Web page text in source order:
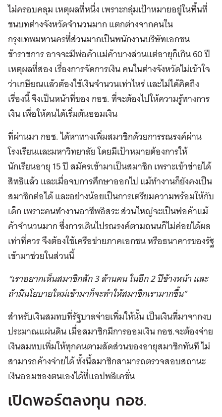
ไม่ครอบคลุม เหตุผลที่หนึ่ง เพราะกลุ่มเป้าหมายอยู่ในพื้นที่
ชนบทต่างจังหวัดจำนวนมาก แตกต่างจากคนใน
กรุงเทพมหานครที่ส่วนมากเป็นพนักงานบริษัทเอกชน
ข้าราชการ อาจจะมีพ่อค้าแม่ค้าบางส่วนแต่อายุก็เกิน 60 ปี
เหตุผลที่สอง เรื่องการจัดการเงิน คนในต่างจังหวัดไม่เข้าใจ
ว่าเกษียณแล้วต้องใช้เงินจำนวนเท่าไหร่ และไม่ได้คิดถึง
เรื่องนี้ จึงเป็นหน้าที่ของ กอช. ที่จะต้องไปให้ความรู้ทางการ
เงิน เพื่อให้คนได้เริ่มต้นออมเงิน
ที่ผ่านมา กอช. ได้หาทางเพิ่มสมาชิกด้วยการรณรงค์ผ่าน
โรงเรียนและมหาวิทยาลัย โดยมีเป้าหมายต้องการให้
นักเรียนอายุ 15 ปี สมัครเข้ามาเป็นสมาชิก เพราะเข้าข่ายได้
สิทธิแล้ว และเมื่อจบการศึกษาออกไป แม้ทำงานก็ยังคงเป็น
สมาชิกต่อได้ และอย่างน้อยเป็นการเตรียมความพร้อมให้กับ
เด็ก เพราะคนทำงานอาชีพอิสระ ส่วนใหญ่จะเป็นพ่อค้าแม้
ค้าจำนวนมาก ซึ่งการเดินไปรณรงค์ตามถนนก็ไม่ค่อยได้ผล
เท่าที่ควร จึงต้องใช้เครือข่ายภาคเอกชน หรือธนาคารของรัฐ
เข้ามาช่วยในส่วนนี้
“เราอยากเห็นสมาชิกสัก 3 ล้านคน ในอีก 2 ปีข้างหน้า และ
ถ้ามีนโยบายใหม่เข้ามาก็จะทำให้สมาชิกเรามากขึ้น”
สำหรับเงินสมทบที่รัฐบาลจ่ายเพิ่มให้นั้น เป็นเงินที่มาจากงบ
ประมาณแผ่นดิน เมื่อสมาชิกมีการออมเงิน กอช.จะต้องจ่าย
เงินสมทบเพิ่มให้ทุกคนตามสัดส่วนของอายุสมาชิกทันที ไม่
สามารถค้างจ่ายได้ ทั้งนี้สมาชิกสามารถตรวจสอบสถานะ
เงินออมของตนเองได้ที่แอปพลิเคชั่น
เปิดพอร์ตลงทุน กอช.